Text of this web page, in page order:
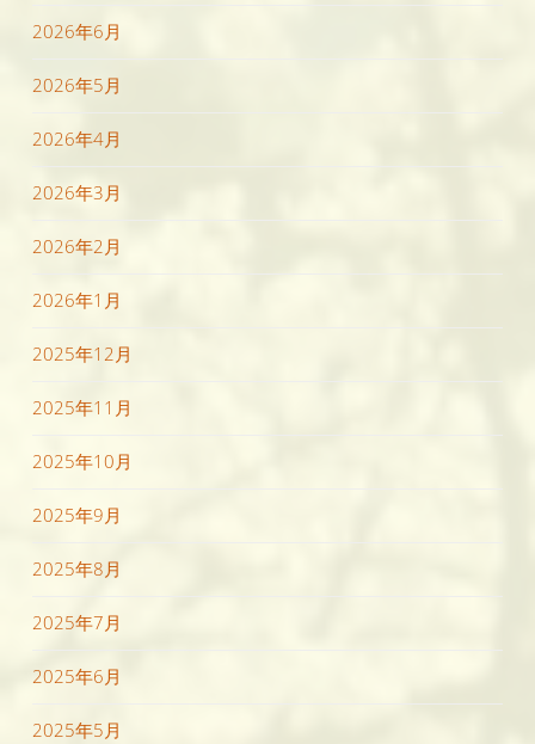
2026年6月
2026年5月
2026年4月
2026年3月
2026年2月
2026年1月
2025年12月
2025年11月
2025年10月
2025年9月
2025年8月
2025年7月
2025年6月
2025年5月